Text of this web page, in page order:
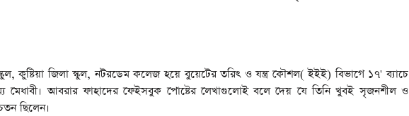
স্কুল, কুষ্টিয়া জিলা স্কুল, নটরডেম কলেজ হয়ে বুয়েটের তরিৎ ও যন্ত্র কৌশল( ইইই) বিভাগে ১৭' ব্যাচে
মেধাবী। আবরার ফাহাদের ফেইসবুক পোষ্টের লেখাগুলোই বলে দেয় যে তিনি খুবই সৃজনশীল ও
ছিলেন।